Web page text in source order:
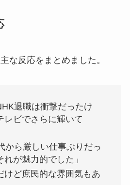
な反応をまとめました。
退職は衝撃だったけ
レビでさらに輝いて
から厳しい仕事ぶりだっ
れが魅力的でした」
けど庶民的な雰囲気もあ